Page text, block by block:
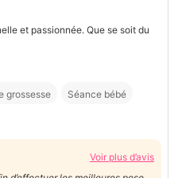
et passionnée. Que se soit du
grossesse Séance bébé
Voir plus d’avis